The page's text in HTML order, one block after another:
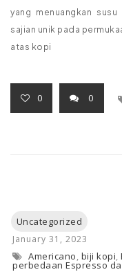
yang menuangkan
sajian unik pada
atas kopi
0 0
Americano, biji kopi,
perbedaan Espresso